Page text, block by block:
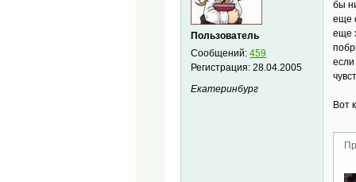
Пользователь
Сообщений:459
Регистрация:28.04.2005
Екатеринбург
бы
еще
еще
Вот